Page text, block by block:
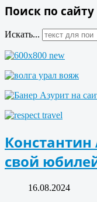
Поиск по сайту
Искать...
свой
16.08.2024